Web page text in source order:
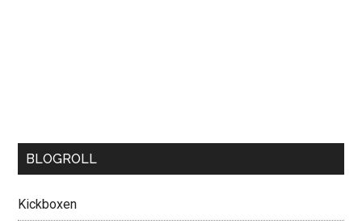
BLOGROLL
Kickboxen